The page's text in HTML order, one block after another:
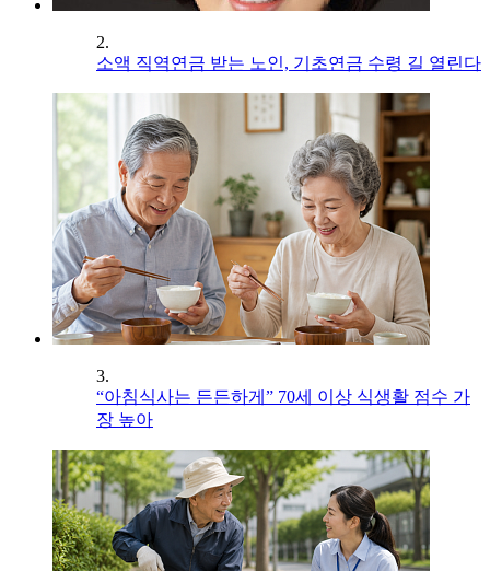
2.
소액 직역연금 받는 노인, 기초연금 수령 길 열린다
3.
“아침식사는 든든하게” 70세 이상 식생활 점수 가
장 높아